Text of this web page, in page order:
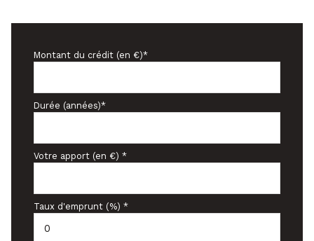
Montant du crédit (en €)*
Durée (années)*
Votre apport (en €) *
Taux d'emprunt (%) *